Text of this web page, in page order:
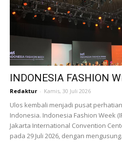
INDONESIA FASHION
Redaktur - Kamis, 30 Juli 2026
Ulos kembali menjadi pusat
Indonesia. Indonesia Fashion Week
Jakarta International Convention
pada 29 Juli 2026, dengan